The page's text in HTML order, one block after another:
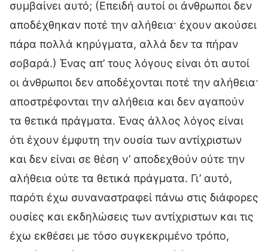
συμβαίνει αυτό; (Επειδή αυτοί οι άνθρωποι δεν
αποδέχθηκαν ποτέ την αλήθεια· έχουν ακούσει
πάρα πολλά κηρύγματα, αλλά δεν τα πήραν
σοβαρά.) Ένας απ’ τους λόγους είναι ότι αυτοί
οι άνθρωποι δεν αποδέχονται ποτέ την αλήθεια·
αποστρέφονται την αλήθεια και δεν αγαπούν
τα θετικά πράγματα. Ένας άλλος λόγος είναι
ότι έχουν έμφυτη την ουσία των αντίχριστων
και δεν είναι σε θέση ν’ αποδεχθούν ούτε την
αλήθεια ούτε τα θετικά πράγματα. Γι’ αυτό,
παρότι έχω συναναστραφεί πάνω στις διάφορες
ουσίες και εκδηλώσεις των αντίχριστων και τις
έχω εκθέσει με τόσο συγκεκριμένο τρόπο,